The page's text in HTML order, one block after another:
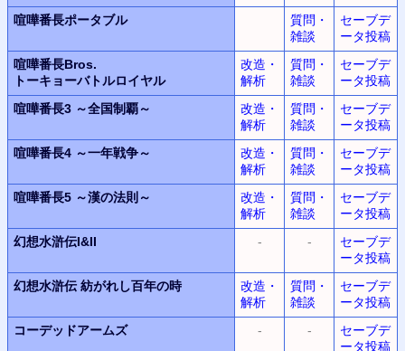
喧嘩番長ポータブル
質問・
雑談
セーブデ
ータ投稿
喧嘩番長Bros.
トーキョーバトルロイヤル
改造・
解析
質問・
雑談
セーブデ
ータ投稿
喧嘩番長3 ～全国制覇～
改造・
解析
質問・
雑談
セーブデ
ータ投稿
喧嘩番長4 ～一年戦争～
改造・
解析
質問・
雑談
セーブデ
ータ投稿
喧嘩番長5 ～漢の法則～
改造・
解析
質問・
雑談
セーブデ
ータ投稿
幻想水滸伝I&II
- -
セーブデ
ータ投稿
幻想水滸伝 紡がれし百年の時
改造・
解析
質問・
雑談
セーブデ
ータ投稿
コーデッドアームズ
- -
セーブデ
ータ投稿